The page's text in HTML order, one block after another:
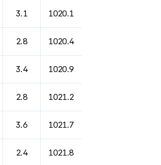
3.1 1020.1
2.8 1020.4
3.4 1020.9
2.8 1021.2
3.6 1021.7
2.4 1021.8